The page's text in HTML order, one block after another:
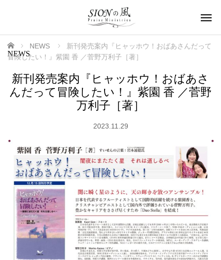
NEWS
ホーム NEWS
新刊発売案内『ヒャッホウ！おばあさんだって
冒険したい！』紫園 香 ／菅野万利子［著］
新刊発売案内『ヒャッホウ！おばあさ
んだって冒険したい！』紫園 香 ／菅野
万利子［著］
2023.11.29